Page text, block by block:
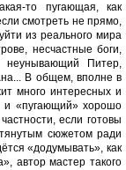
то пугающая, как
смотреть не прямо,
из реального мира
несчастные боги,
неунывающий Питер,
В общем, вполне в
много интересных и
и «пугающий» хорошо
если готовы
сюжетом ради
«додумывать», как
автор мастер такого